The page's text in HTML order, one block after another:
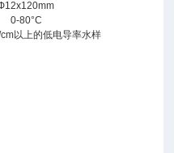
0-80°C
以上的低电导率水样